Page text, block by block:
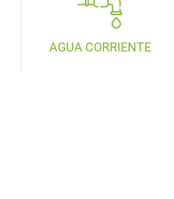
AGUA CORRIENTE